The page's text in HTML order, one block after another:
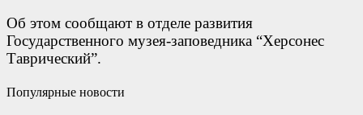
Об этом сообщают в отделе развития
Государственного музея-заповедника “Херсонес
Таврический”.
Популярные новости